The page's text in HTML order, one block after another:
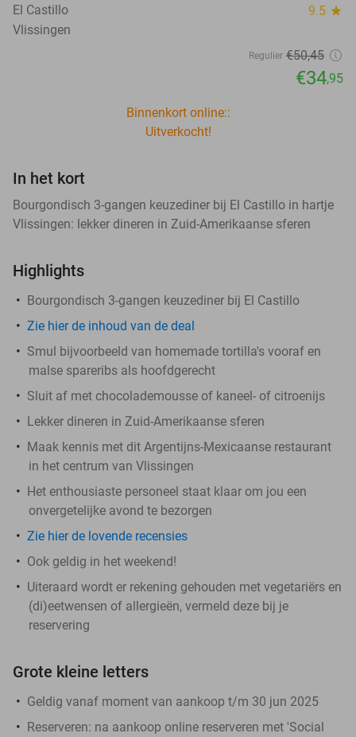
El Castillo 9.5 star
Vlissingen
Regulier €50,45
€34,95
Binnenkort online::
Uitverkocht!
In het kort
Bourgondisch 3-gangen keuzediner bij El Castillo in hartje
Vlissingen: lekker dineren in Zuid-Amerikaanse sferen
Highlights
Bourgondisch 3-gangen keuzediner bij El Castillo
Zie hier de inhoud van de deal
Smul bijvoorbeeld van homemade tortilla's vooraf en
malse spareribs als hoofdgerecht
Sluit af met chocolademousse of kaneel- of citroenijs
Lekker dineren in Zuid-Amerikaanse sferen
Maak kennis met dit Argentijns-Mexicaanse restaurant
in het centrum van Vlissingen
Het enthousiaste personeel staat klaar om jou een
onvergetelijke avond te bezorgen
Zie hier de lovende recensies
Ook geldig in het weekend!
Uiteraard wordt er rekening gehouden met vegetariërs en
(di)eetwensen of allergieën, vermeld deze bij je
reservering
Grote kleine letters
Geldig vanaf moment van aankoop t/m 30 jun 2025
Reserveren: na aankoop online reserveren met 'Social